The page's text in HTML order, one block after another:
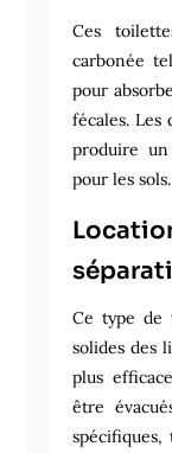
Ces
carbonée
pour
fécales. Les
produire
pour les sols.
Ce type de
solides des
plus
être